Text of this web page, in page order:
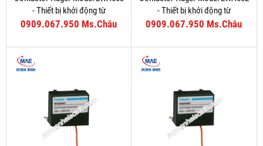
- Thiết bị khởi động từ
0909.067.950 Ms.Châu
- Thiết bị khởi động từ
0909.067.950 Ms.Châu